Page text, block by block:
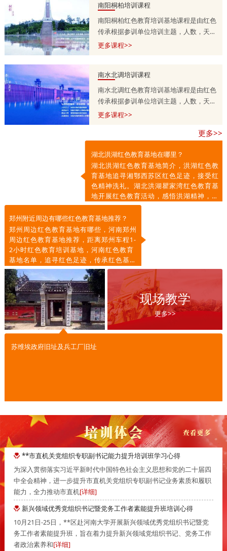
13303715399.
南阳桐柏培训课程
南阳桐柏红色教育培训基地课程是由红色
传承根据参训单位培训主题，人数，天
数，预算等量身定制的，培训课程方案分
13303715399.
更多课程>>
南水北调培训课程
南水北调红色教育培训基地课程是由红色
传承根据参训单位培训主题，人数，天
数，预算等量身定制的，培训课程方案分
更多课程>>
更多>>
湖北洪湖红色教育基地在哪里？
湖北洪湖红色教育基地简介，洪湖红色教
育基地追寻湘鄂西苏区红色足迹，接受红
色精神洗礼。湖北洪湖瞿家湾红色教育基
地开展红色教育活动，感悟洪湖精神，传
承红色基因，凝聚奋进力量。
郑州附近周边有哪些红色教育基地推荐？
郑州周边红色教育基地有哪些，河南郑州
周边红色教育基地推荐，距离郑州车程1-
2小时红色教育培训基地，河南红色教育
基地名单，追寻红色足迹，传承红色基
因，弘扬红色精神。
现场教学
更多>>
苏维埃政府旧址及兵工厂旧址
**市直机关党组织专职副书记能力提升培训班学习心得
为深入贯彻落实习近平新时代中国特色社会主义思想和党的二十届四
中全会精神，进一步提升市直机关党组织专职副书记业务素质和履职
能力，全力推动市直机[详细]
新兴领域优秀党组织书记暨党务工作者素能提升班培训心得
10月21日-25日，**区赴河南大学开展新兴领域优秀党组织书记暨党
务工作者素能提升班，旨在着力提升新兴领域党组织书记、党务工作
者政治素养和[详细]